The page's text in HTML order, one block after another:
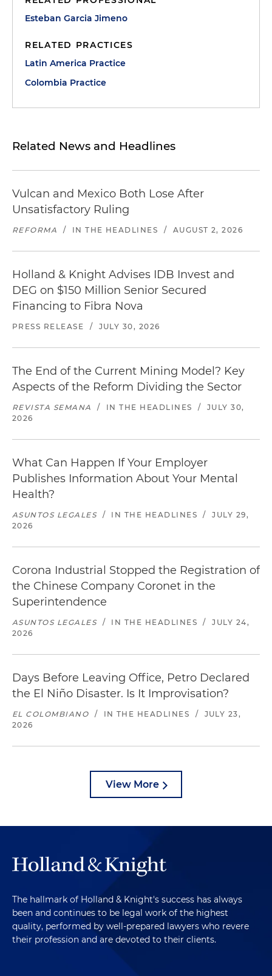
Esteban Garcia Jimeno
RELATED PRACTICES
Latin America Practice
Colombia Practice
Related News and Headlines
Vulcan and Mexico Both Lose After
Unsatisfactory Ruling
REFORMA / IN THE HEADLINES / AUGUST 2, 2026
Holland & Knight Advises IDB Invest and
DEG on $150 Million Senior Secured
Financing to Fibra Nova
PRESS RELEASE / JULY 30, 2026
The End of the Current Mining Model? Key
Aspects of the Reform Dividing the Sector
REVISTA SEMANA / IN THE HEADLINES /
JULY 30,
2026
What Can Happen If Your Employer
Publishes Information About Your Mental
Health?
ASUNTOS LEGALES / IN THE HEADLINES /
JULY 29,
2026
Corona Industrial Stopped the Registration of
the Chinese Company Coronet in the
Superintendence
ASUNTOS LEGALES / IN THE HEADLINES /
JULY 24,
2026
Days Before Leaving Office, Petro Declared
the El Niño Disaster. Is It Improvisation?
EL COLOMBIANO / IN THE HEADLINES /
JULY 23,
2026
View More
The hallmark of Holland & Knight's success has always
been and continues to be legal work of the highest
quality, performed by well-prepared lawyers who revere
their profession and are devoted to their clients.